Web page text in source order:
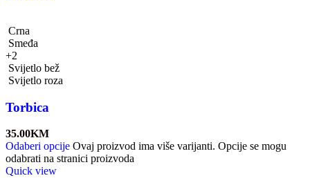
Crna
Smeđa
+2
Svijetlo bež
Svijetlo roza
Torbica
35.00KM
Odaberi opcije Ovaj proizvod ima više varijanti. Opcije se mogu
odabrati na stranici proizvoda
Quick view